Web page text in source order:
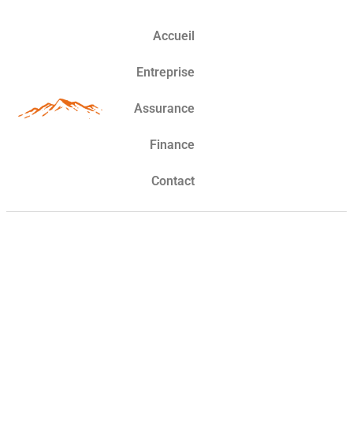
Accueil
Entreprise
Assurance
Finance
Contact